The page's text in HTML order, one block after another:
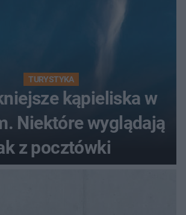
TURYSTYKA
kąpieliska w
Niektóre wyglądają
z pocztówki